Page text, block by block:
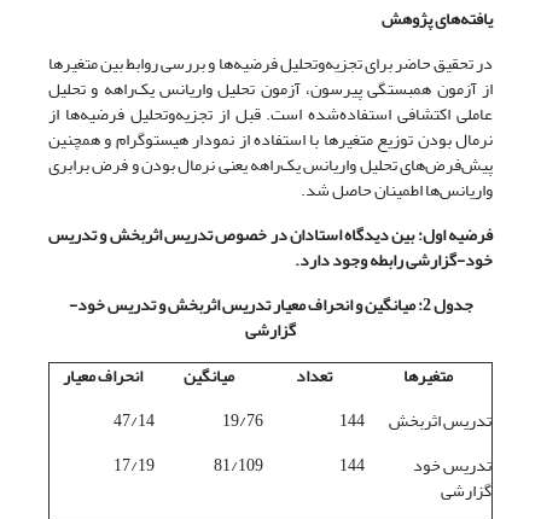
یافته‌های پژوهش
در تحقیق حاضر برای تجزیه‌وتحلیل فرضیه‌ها و بررسی روابط بین متغیرها
از آزمون همبستگی پیرسون، آزمون تحلیل واریانس یک‌راهه و تحلیل
عاملی اکتشافی استفاده‌شده است. قبل از تجزیه‌وتحلیل فرضیه‌ها از
نرمال بودن توزیع متغیرها با استفاده از نمودار هیستوگرام و همچنین
پیش‌فرض‌های تحلیل واریانس یک‌راهه یعنی نرمال بودن و فرض برابری
واریانس‌ها اطمینان حاصل شد.
فرضیه اول: بین دیدگاه استادان در خصوص تدریس اثربخش و تدریس
خود-گزارشی رابطه وجود دارد.
جدول 2: میانگین و انحراف معیار تدریس اثربخش و تدریس خود-
گزارشی
متغیرها
تعداد میانگین
انحراف معیار
تدریس اثربخش
144
19/76
47/14
تدریس خود
گزارشی
144
81/109
17/19